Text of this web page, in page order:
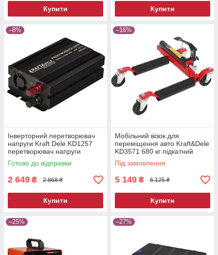
Купити Купити
–8%
Інверторний перетворювач
напруги Kraft Dele KD1257
перетворювач напруги
автомобільний
Готово до відправки
2 649 ₴ 2 868 ₴
Купити
–16%
Мобільний візок для
переміщення авто Kraft&Dele
KD3571 680 кг підкатний
ролик для автосервісу
Під замовлення
5 149 ₴ 6 125 ₴
Купити
–25% –27%